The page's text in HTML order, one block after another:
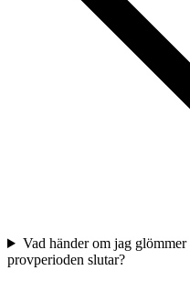
Vad händer om jag
provperioden slutar?